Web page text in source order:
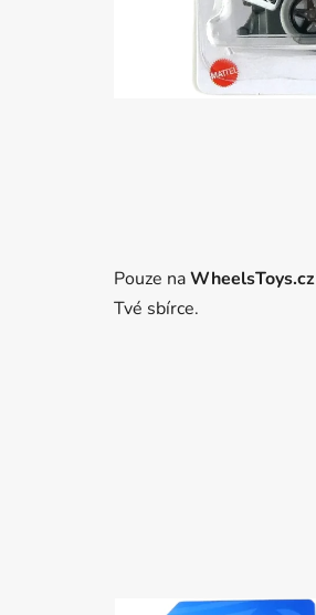
Pouze naWheelsToys.cz
Tvé sbírce.